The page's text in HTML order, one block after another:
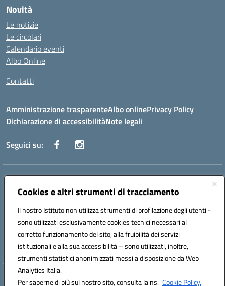
Cookies e altri strumenti di tracciamento
Il nostro Istituto non utilizza strumenti di profilazione degli utenti -
sono utilizzati esclusivamente cookies tecnici necessari al
corretto funzionamento del sito, alla fruibilità dei servizi
istituzionali e alla sua accessibilità – sono utilizzati, inoltre,
strumenti statistici anonimizzati messi a disposizione da Web
Analytics Italia.
Per saperne di più sul nostro sito, consulta la ns. Cookie Policy.
Novità
Le notizie
Le circolari
Calendario eventi
Albo Online
Contatti
Amministrazione trasparenteAlbo onlinePrivacy Policy
Dichiarazione di accessibilitàNote legali
Seguici su:
Indirizzo:
Centralino:0881636571 Email:fgps040004@istruzione.it
Codice fiscale: 80031370713
Codice meccanografico:
FGPS040004
Codice Indice delle Pubbliche Amministrazioni (IPA): istsc_fgps040004
Hosting & Powered by 3D Solution S.r.l.